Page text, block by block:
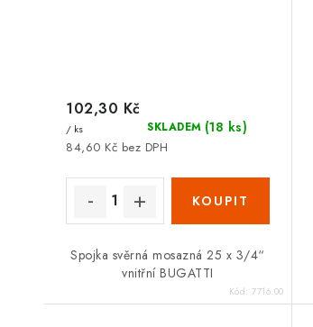
SKLADEM (18 ks)
84,60 Kč bez DPH
102,30 Kč
/ ks
Spojka svěrná mosazná 25 x 3/4“
vnitřní BUGATTI
Kód:7716.00